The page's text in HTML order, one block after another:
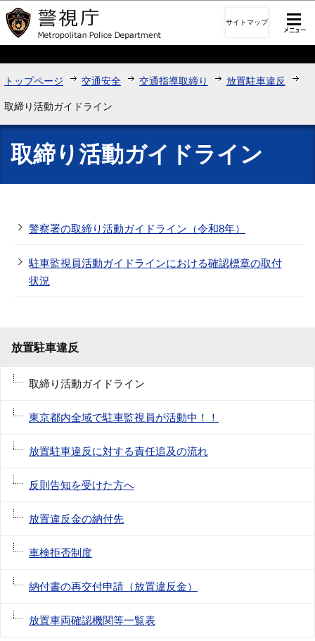
このページの本文へ移動
サイトマップ
トップページ 交通安全 交通指導取締り 放置駐車違反
取締り活動ガイドライン
取締り活動ガイドライン
警察署の取締り活動ガイドライン（令和8年）
駐車監視員活動ガイドラインにおける確認標章の取付
状況
放置駐車違反
取締り活動ガイドライン
東京都内全域で駐車監視員が活動中！！
放置駐車違反に対する責任追及の流れ
反則告知を受けた方へ
放置違反金の納付先
車検拒否制度
納付書の再交付申請（放置違反金）
放置車両確認機関等一覧表